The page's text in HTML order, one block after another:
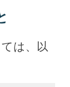
は、以